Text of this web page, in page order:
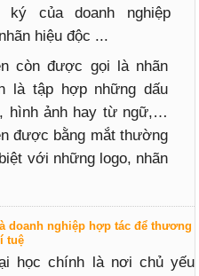
ký của doanh nghiệp
hiệu độc ...
còn được gọi là nhãn
là tập hợp những dấu
hình ảnh hay từ ngữ,…
được bằng mắt thường
với những logo, nhãn
doanh nghiệp hợp tác để thương
tuệ
học chính là nơi chủ yếu